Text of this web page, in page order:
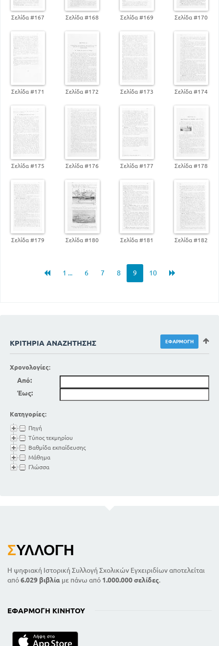
Σελίδα #167 Σελίδα #168 Σελίδα #169 Σελίδα #170
Σελίδα #171 Σελίδα #172 Σελίδα #173 Σελίδα #174
Σελίδα #175 Σελίδα #176 Σελίδα #177 Σελίδα #178
Σελίδα #179 Σελίδα #180 Σελίδα #181 Σελίδα #182
1 ... 6 7 8 9 10
ΚΡΙΤΉΡΙΑ ΑΝΑΖΉΤΗΣΗΣ
Χρονολογίες:
Από:
Έως:
Κατηγορίες:
Πηγή
Τύπος τεκμηρίου
Βαθμίδα εκπαίδευσης
Μάθημα
Γλώσσα
ΣΥΛΛΟΓΉ
Η ψηφιακή Ιστορική Συλλογή Σχολικών Εγχειριδίων αποτελείται
από6.029 βιβλία με πάνω από 1.000.000 σελίδες.
ΕΦΑΡΜΟΓΉ ΚΙΝΗΤΟΎ